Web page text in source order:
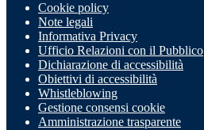
Cookie policy
Note legali
Informativa Privacy
Ufficio Relazioni con il Pubblico
Dichiarazione di accessibilità
Obiettivi di accessibilità
Whistleblowing
Gestione consensi cookie
Amministrazione trasparente